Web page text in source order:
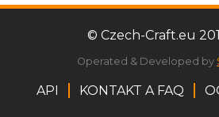
© Czech-Craft.eu
Operated & Developed by
API KONTAKT A FAQ